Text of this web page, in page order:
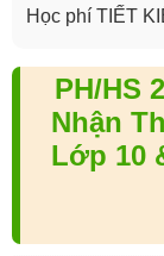
Học phí TIẾT
PH/HS
Nhận
Lớp 10